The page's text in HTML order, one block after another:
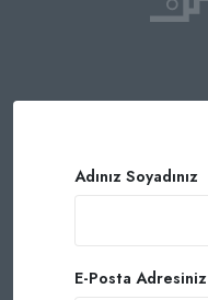
Adınız Soyadınız
E-Posta Adresiniz